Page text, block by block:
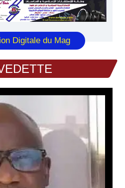
Digitale du Mag